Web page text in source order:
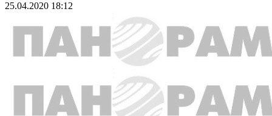
25.04.2020 18:12